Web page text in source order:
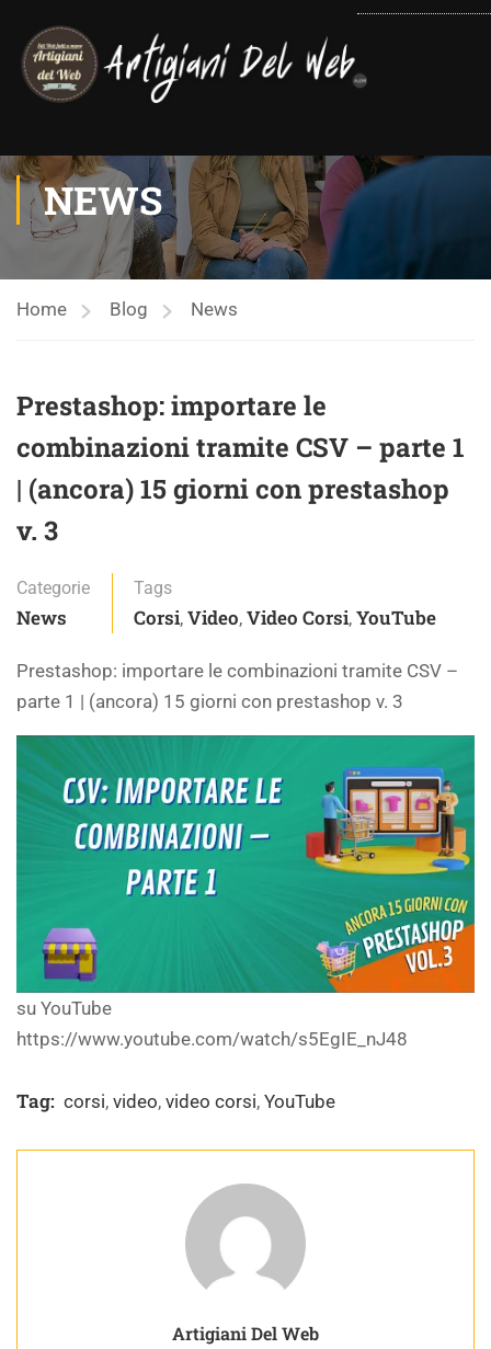
NEWS
Home Blog News
Prestashop: importare le
combinazioni tramite CSV – parte 1
| (ancora) 15 giorni con prestashop
v. 3
Categorie
News
Tags
Corsi, Video, Video Corsi, YouTube
Prestashop: importare le combinazioni tramite CSV –
parte 1 | (ancora) 15 giorni con prestashop v. 3
su YouTube
https://www.youtube.com/watch/s5EgIE_nJ48
Tag: corsi, video, video corsi, YouTube
Artigiani Del Web